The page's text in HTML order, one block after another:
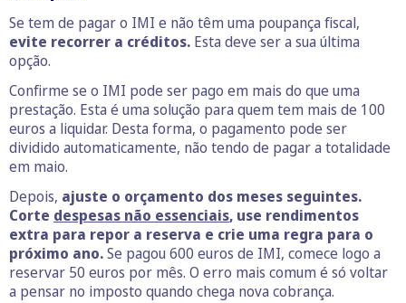
Se tem de pagar o IMI e não têm uma poupança fiscal,
evite recorrer a créditos. Esta deve ser a sua última
opção.
Confirme se o IMI pode ser pago em mais do que uma
prestação. Esta é uma solução para quem tem mais de 100
euros a liquidar. Desta forma, o pagamento pode ser
dividido automaticamente, não tendo de pagar a totalidade
em maio.
Depois, ajuste o orçamento dos meses seguintes.
Corte despesas não essenciais, use rendimentos
extra para repor a reserva e crie uma regra para o
próximo ano.Se pagou 600 euros de IMI, comece logo a
reservar 50 euros por mês. O erro mais comum é só voltar
a pensar no imposto quando chega nova cobrança.